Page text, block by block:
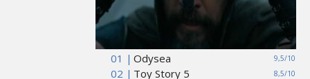
01 | 9,5/10
Odysea
02 |
8,5/10
Toy Story 5